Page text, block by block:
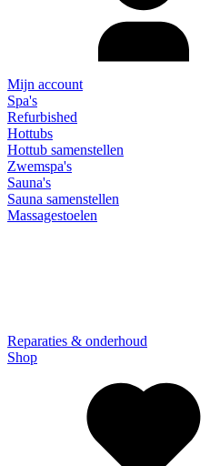
Mijn account
Spa's
Refurbished
Hottubs
Hottub samenstellen
Zwemspa's
Sauna's
Sauna samenstellen
Massagestoelen
Reparaties & onderhoud
Shop